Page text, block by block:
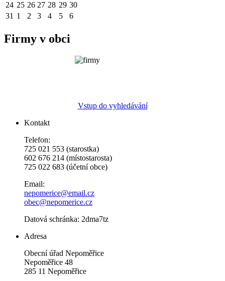
24 25 26 27 28 29 30
31 1 2 3 4 5 6
Firmy v obci
Vstup do vyhledávání
Kontakt
Telefon:
725 021 553 (starostka)
602 676 214 (místostarosta)
725 022 683 (účetní obce)
Email:
nepomerice@email.cz
obec@nepomerice.cz
Datová schránka: 2dma7tz
Adresa
Obecní úřad Nepoměřice
Nepoměřice 48
285 11 Nepoměřice